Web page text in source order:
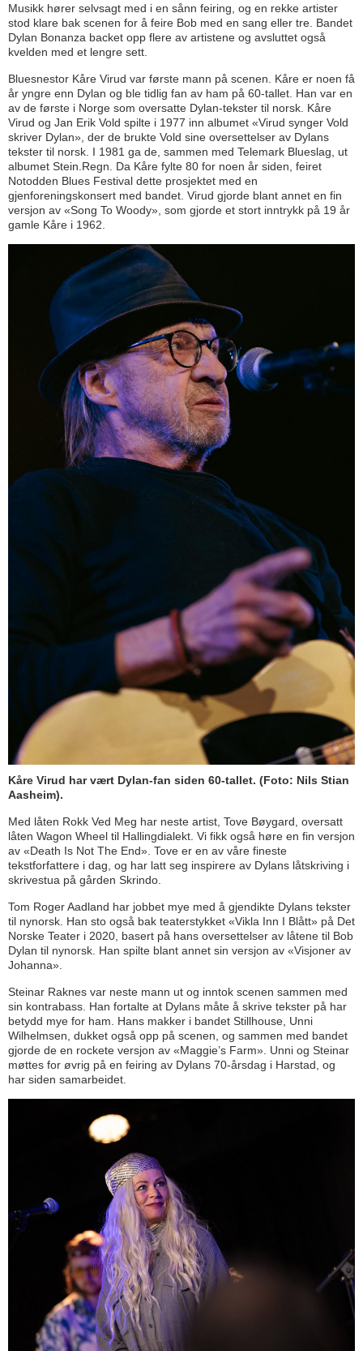
Musikk hører selvsagt med i en sånn feiring, og en rekke artister
stod klare bak scenen for å feire Bob med en sang eller tre. Bandet
Dylan Bonanza backet opp flere av artistene og avsluttet også
kvelden med et lengre sett.
Bluesnestor Kåre Virud var første mann på scenen. Kåre er noen få
år yngre enn Dylan og ble tidlig fan av ham på 60-tallet. Han var en
av de første i Norge som oversatte Dylan-tekster til norsk. Kåre
Virud og Jan Erik Vold spilte i 1977 inn albumet «Virud synger Vold
skriver Dylan», der de brukte Vold sine oversettelser av Dylans
tekster til norsk. I 1981 ga de, sammen med Telemark Blueslag, ut
albumet Stein.Regn. Da Kåre fylte 80 for noen år siden, feiret
Notodden Blues Festival dette prosjektet med en
gjenforeningskonsert med bandet. Virud gjorde blant annet en fin
versjon av «Song To Woody», som gjorde et stort inntrykk på 19 år
gamle Kåre i 1962.
Kåre Virud har vært Dylan-fan siden 60-tallet. (Foto: Nils Stian
Aasheim).
Med låten Rokk Ved Meg har neste artist, Tove Bøygard, oversatt
låten Wagon Wheel til Hallingdialekt. Vi fikk også høre en fin versjon
av «Death Is Not The End». Tove er en av våre fineste
tekstforfattere i dag, og har latt seg inspirere av Dylans låtskriving i
skrivestua på gården Skrindo.
Tom Roger Aadland har jobbet mye med å gjendikte Dylans tekster
til nynorsk. Han sto også bak teaterstykket «Vikla Inn I Blått» på Det
Norske Teater i 2020, basert på hans oversettelser av låtene til Bob
Dylan til nynorsk. Han spilte blant annet sin versjon av «Visjoner av
Johanna».
Steinar Raknes var neste mann ut og inntok scenen sammen med
sin kontrabass. Han fortalte at Dylans måte å skrive tekster på har
betydd mye for ham. Hans makker i bandet Stillhouse, Unni
Wilhelmsen, dukket også opp på scenen, og sammen med bandet
gjorde de en rockete versjon av «Maggie’s Farm». Unni og Steinar
møttes for øvrig på en feiring av Dylans 70-årsdag i Harstad, og
har siden samarbeidet.